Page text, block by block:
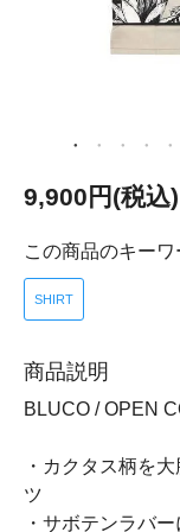
9,900円(税込)
この商品のキーワ
SHIRT
商品説明
BLUCO / OPEN
・カクタス柄を
ツ
・サボテンラバ